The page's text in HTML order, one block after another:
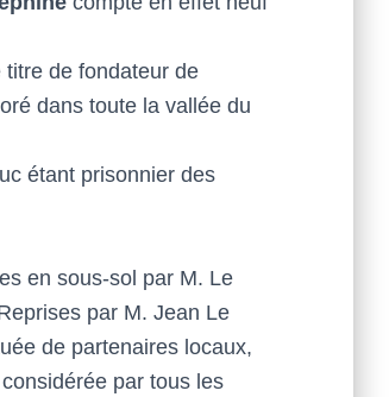
titre de fondateur de
dans toute la vallée du
étant prisonnier des
en sous-sol par M. Le
par M. Jean Le
de partenaires locaux,
par tous les